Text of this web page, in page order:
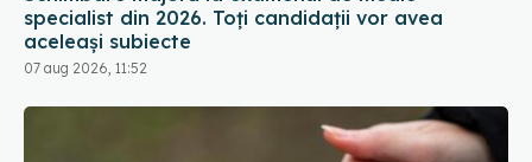
specialist din 2026. Toți candidații vor avea
aceleași subiecte
07 aug 2026, 11:52